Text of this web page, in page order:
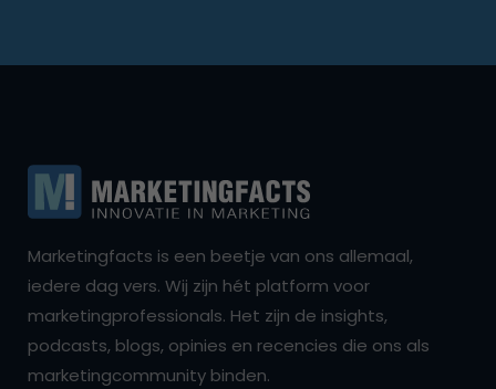
Marketingfacts is een beetje van ons allemaal,
iedere dag vers. Wij zijn hét platform voor
marketingprofessionals. Het zijn de insights,
podcasts, blogs, opinies en recencies die ons als
marketingcommunity binden.